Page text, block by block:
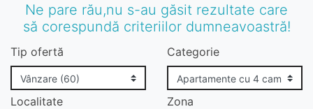
Ne pare rău,nu s-au găsit rezultate care
să corespundă criteriilor dumneavoastră!
Tip ofertă Categorie
Localitate Zona